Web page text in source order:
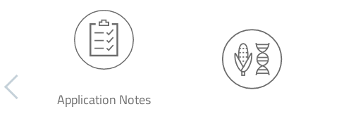
Application Notes